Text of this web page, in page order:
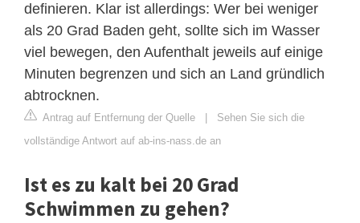
definieren. Klar ist allerdings: Wer bei weniger
als 20 Grad Baden geht, sollte sich im Wasser
viel bewegen, den Aufenthalt jeweils auf einige
Minuten begrenzen und sich an Land gründlich
abtrocknen.
Antrag auf Entfernung der Quelle
Sehen Sie sich die
vollständige Antwort auf ab-ins-nass.de an
Ist es zu kalt bei 20 Grad
Schwimmen zu gehen?